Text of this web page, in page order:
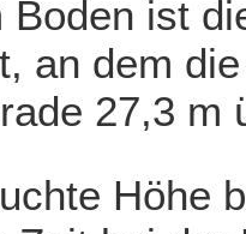
Boden ist
an dem
27,3 m
Höhe